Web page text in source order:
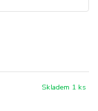
Skladem 1 ks